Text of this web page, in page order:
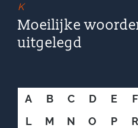
K
Moeilijke
uitgelegd
A B C D E F
L
M N O P R